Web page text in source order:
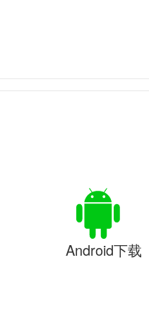
Android下载